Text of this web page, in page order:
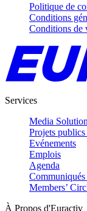
Politique de
Conditions
Conditions de
Services
Media
Projets publics
Evénements
Emplois
Agenda
Communiqués
Members’
À Propos d'Euractiv